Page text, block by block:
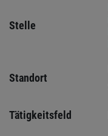
Stelle
Standort
Tätigkeitsfeld